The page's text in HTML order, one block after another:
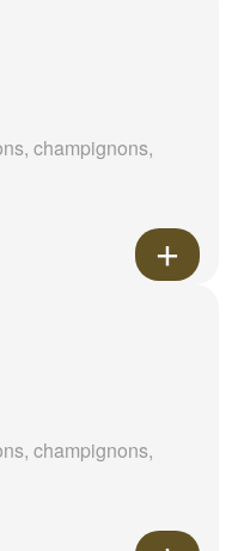
champignons,
champignons,